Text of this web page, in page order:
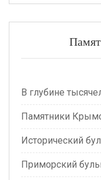
В глубине
Памятники
Исторический
Приморский